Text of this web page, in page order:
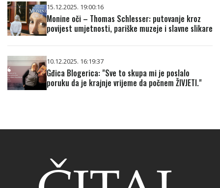
15.12.2025. 19:00:16
Monine oči – Thomas Schlesser: putovanje kroz
povijest umjetnosti, pariške muzeje i slavne slikare
10.12.2025. 16:19:37
Gđica Blogerica: "Sve to skupa mi je poslalo
poruku da je krajnje vrijeme da počnem ŽIVJETI."